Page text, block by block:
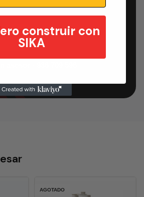
AGOTADO
construir con
SIKA